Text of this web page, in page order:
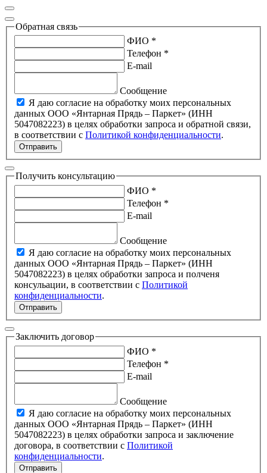
Обратная связь
ФИО *
Телефон *
E-mail
Сообщение
Я даю согласие на обработку моих персональных
данных ООО «Янтарная Прядь – Паркет» (ИНН
5047082223) в целях обработки запроса и обратной связи,
в соответствии с Политикой конфиденциальности.
Отправить
Получить консультацию
ФИО *
Телефон *
E-mail
Сообщение
Я даю согласие на обработку моих персональных
данных ООО «Янтарная Прядь – Паркет» (ИНН
5047082223) в целях обработки запроса и полченя
консульации, в соответствии с Политикой
конфиденциальности.
Отправить
Заключить договор
ФИО *
Телефон *
E-mail
Сообщение
Я даю согласие на обработку моих персональных
данных ООО «Янтарная Прядь – Паркет» (ИНН
5047082223) в целях обработки запроса и заключение
договора, в соответствии с Политикой
конфиденциальности.
Отправить